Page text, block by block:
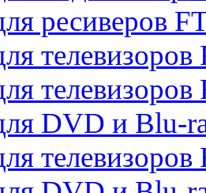
ресиверов
телевизоров
телевизоров
DVD и Blu-
телевизоров